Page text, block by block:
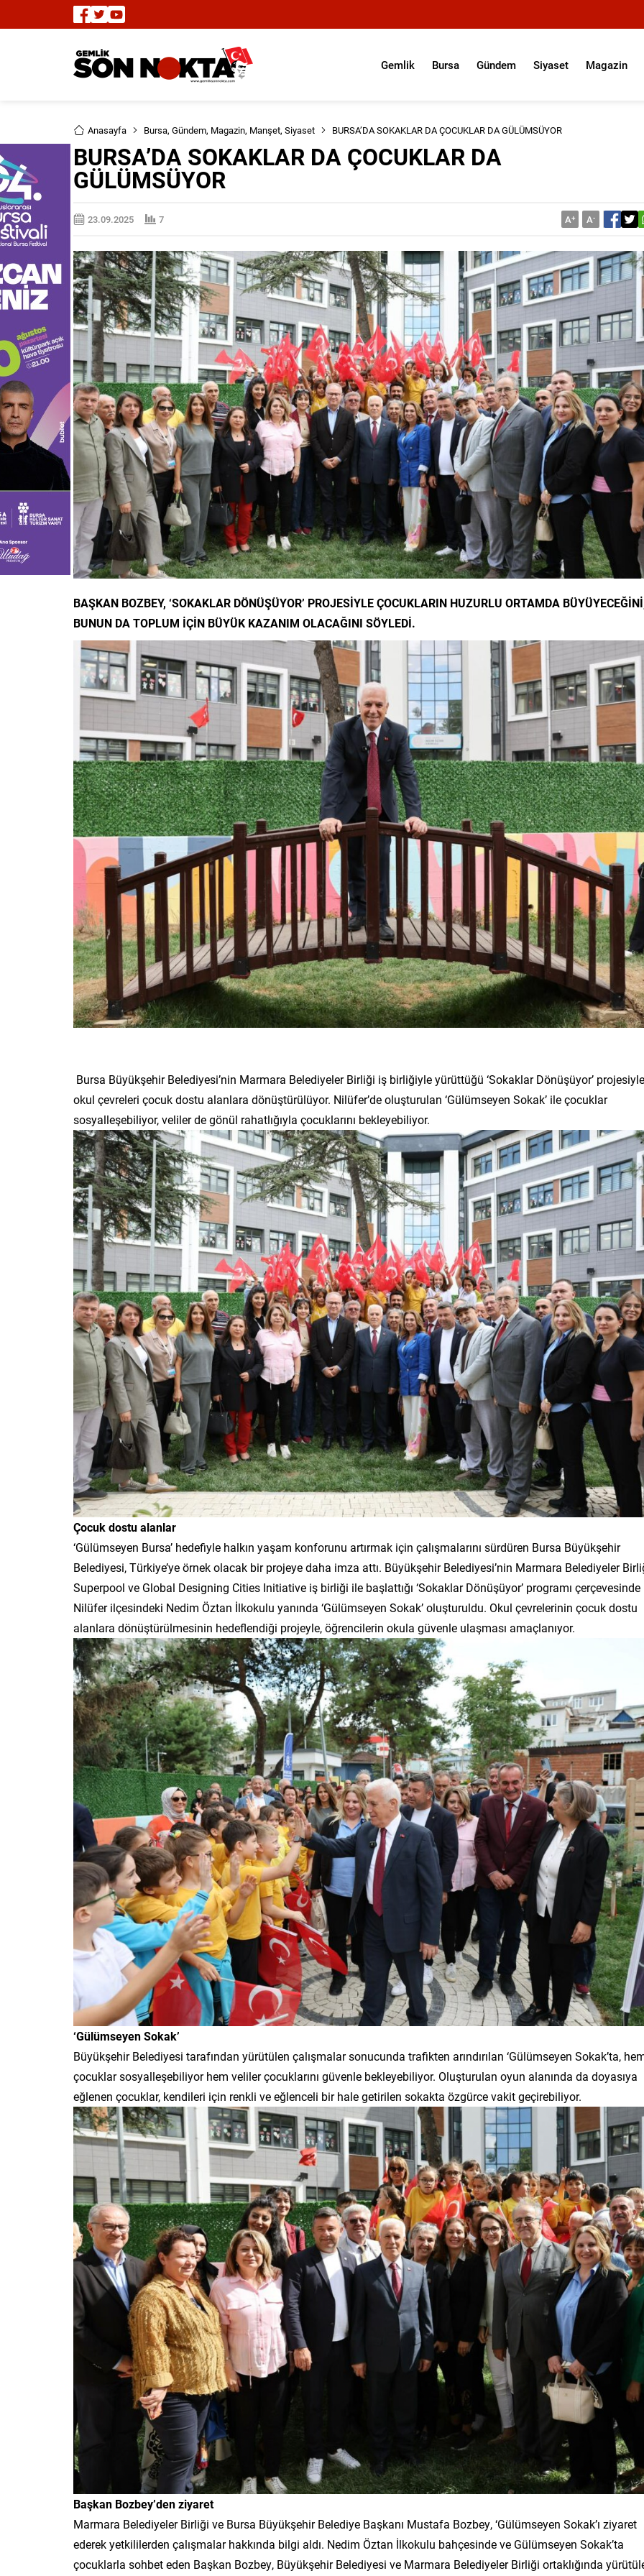
Gemlik Bursa Gündem Siyaset Magazin
Anasayfa Bursa, Gündem, Magazin, Manşet, Siyaset BURSA’DA SOKAKLAR DA ÇOCUKLAR DA GÜLÜMSÜYOR
BURSA’DA SOKAKLAR DA ÇOCUKLAR DA
GÜLÜMSÜYOR
23.09.2025 7 A+ A-
BAŞKAN BOZBEY, ‘SOKAKLAR DÖNÜŞÜYOR’ PROJESİYLE ÇOCUKLARIN HUZURLU ORTAMDA
BUNUN DA TOPLUM İÇİN BÜYÜK KAZANIM OLACAĞINI SÖYLEDİ.
Bursa Büyükşehir Belediyesi’nin Marmara Belediyeler Birliği iş birliğiyle yürüttüğü ‘Sokaklar Dönüşüyor’ projesiyle
okul çevreleri çocuk dostu alanlara dönüştürülüyor. Nilüfer’de oluşturulan ‘Gülümseyen Sokak’ ile çocuklar
sosyalleşebiliyor, veliler de gönül rahatlığıyla çocuklarını bekleyebiliyor.
Çocuk dostu alanlar
‘Gülümseyen Bursa’ hedefiyle halkın yaşam konforunu artırmak için çalışmalarını sürdüren Bursa Büyükşehir
Belediyesi, Türkiye’ye örnek olacak bir projeye daha imza attı. Büyükşehir Belediyesi’nin Marmara Belediyeler
Superpool ve Global Designing Cities Initiative iş birliği ile başlattığı ‘Sokaklar Dönüşüyor’ programı çerçevesinde
Nilüfer ilçesindeki Nedim Öztan İlkokulu yanında ‘Gülümseyen Sokak’ oluşturuldu. Okul çevrelerinin çocuk dostu
alanlara dönüştürülmesinin hedeflendiği projeyle, öğrencilerin okula güvenle ulaşması amaçlanıyor.
‘Gülümseyen Sokak’
Büyükşehir Belediyesi tarafından yürütülen çalışmalar sonucunda trafikten arındırılan ‘Gülümseyen Sokak’ta,
çocuklar sosyalleşebiliyor hem veliler çocuklarını güvenle bekleyebiliyor. Oluşturulan oyun alanında da doyasıya
eğlenen çocuklar, kendileri için renkli ve eğlenceli bir hale getirilen sokakta özgürce vakit geçirebiliyor.
Başkan Bozbey’den ziyaret
Marmara Belediyeler Birliği ve Bursa Büyükşehir Belediye Başkanı Mustafa Bozbey, ‘Gülümseyen Sokak’ı ziyaret
ederek yetkililerden çalışmalar hakkında bilgi aldı. Nedim Öztan İlkokulu bahçesinde ve Gülümseyen Sokak’ta
çocuklarla sohbet eden Başkan Bozbey, Büyükşehir Belediyesi ve Marmara Belediyeler Birliği ortaklığında